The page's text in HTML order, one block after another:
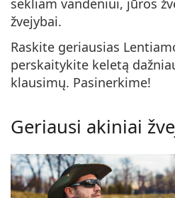
Persol
Atraskite visus
sekliam vandeniui, jūros
žvejybai.
Raskite geriausias
perskaitykite keletą
klausimų. Pasinerkime!
Geriausi akiniai